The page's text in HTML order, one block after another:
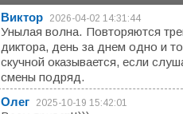
Виктор 2026-04-02 14:31:44
Унылая волна. Повторяются
диктора, день за днем одно и
скучной оказывается, если
смены подряд.
Олег
2025-10-19 15:42:01